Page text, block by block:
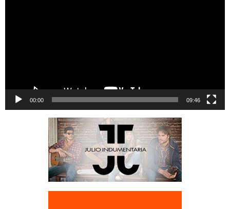
00:00 09:46